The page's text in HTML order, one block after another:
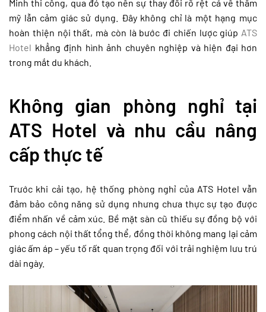
Minh thi công, qua đó tạo nên sự thay đổi rõ rệt cả về thẩm
mỹ lẫn cảm giác sử dụng. Đây không chỉ là một hạng mục
hoàn thiện nội thất, mà còn là bước đi chiến lược giúp ATS
Hotel khẳng định hình ảnh chuyên nghiệp và hiện đại hơn
trong mắt du khách.
Không gian phòng nghỉ tại
ATS Hotel và nhu cầu nâng
cấp thực tế
Trước khi cải tạo, hệ thống phòng nghỉ của ATS Hotel vẫn
đảm bảo công năng sử dụng nhưng chưa thực sự tạo được
điểm nhấn về cảm xúc. Bề mặt sàn cũ thiếu sự đồng bộ với
phong cách nội thất tổng thể, đồng thời không mang lại cảm
giác ấm áp – yếu tố rất quan trọng đối với trải nghiệm lưu trú
dài ngày.